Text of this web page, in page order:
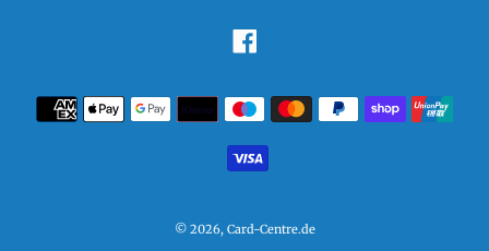
Zahlungsarten
© 2026, Card-Centre.de